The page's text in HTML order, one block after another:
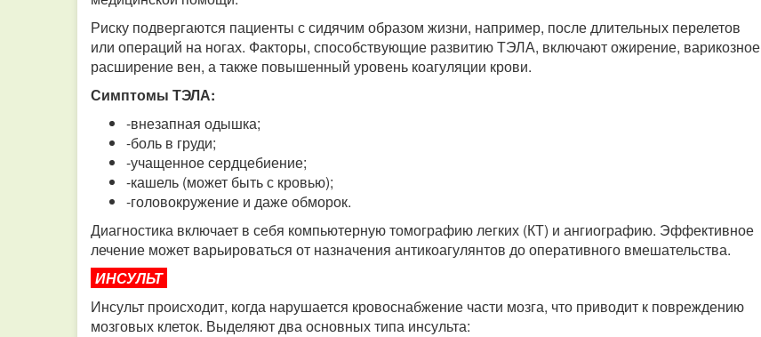
Риску подвергаются пациенты с сидячим образом жизни, например, после длительных перелетов
или операций на ногах. Факторы, способствующие развитию ТЭЛА, включают ожирение, варикозное
расширение вен, а также повышенный уровень коагуляции крови.
Симптомы ТЭЛА:
-внезапная одышка;
-боль в груди;
-учащенное сердцебиение;
-кашель (может быть с кровью);
-головокружение и даже обморок.
Диагностика включает в себя компьютерную томографию легких (КТ) и ангиографию. Эффективное
лечение может варьироваться от назначения антикоагулянтов до оперативного вмешательства.
ИНСУЛЬТ
Инсульт происходит, когда нарушается кровоснабжение части мозга, что приводит к повреждению
мозговых клеток. Выделяют два основных типа инсульта: